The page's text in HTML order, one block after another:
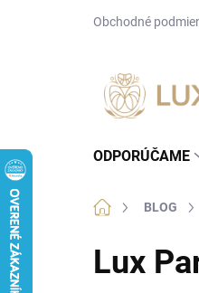
Obchodné
ODPORÚČAME
DomovBLOG
Lux